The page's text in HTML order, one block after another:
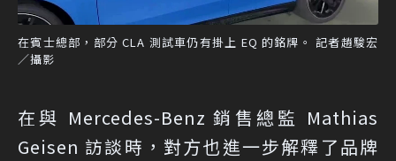
在賓士總部，部分 CLA 測試車仍有掛上 EQ 的銘牌。 記者趙駿宏
／攝影
在與 Mercedes-Benz 銷售總監 Mathias
Geisen 訪談時，對方也進一步解釋了品牌